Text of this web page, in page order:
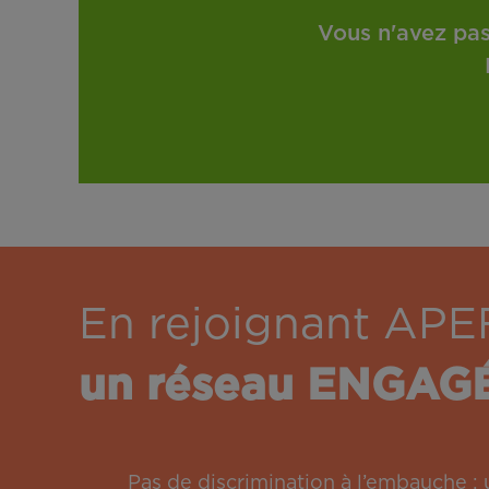
Vous n'avez
En rejoignant
un réseau
Pas de discrimination à l’embauche